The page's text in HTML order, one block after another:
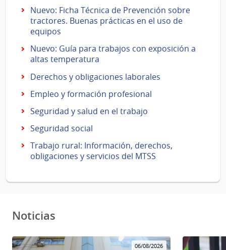
Nuevo: Ficha Técnica de Prevención sobre
tractores. Buenas prácticas en el uso de
equipos
Nuevo: Guía para trabajos con exposición a
altas temperatura
Derechos y obligaciones laborales
Empleo y formación profesional
Seguridad y salud en el trabajo
Seguridad social
Trabajo rural: Información, derechos,
obligaciones y servicios del MTSS
Noticias
06/08/2026